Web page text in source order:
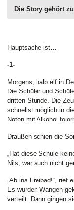
Die Story gehört
Hauptsache ist…
-1-
Morgens, halb elf in
Die Schüler und
dritten Stunde. Die
schnellst möglich in
Noten mit Alkohol
Draußen schien die
„Hat diese Schule
Nils, war auch nicht
„Ab ins Freibad!“, rief
Es wurden Wangen
verteilt. Dann gingen